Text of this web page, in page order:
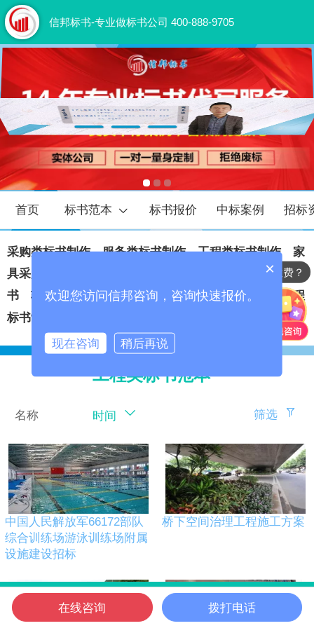
信邦标书-专业做标书公司 400-888-9705
首页 标书范本 标书报价 中标案例 招标
采购类标书‍制作‍服务类标书‍制作‍工程类标书‍制作
家
具采购标书制作
物业保洁服务标
书
软件项目投标书制作 通信工程标书制作‍
电力工程
标书制作
工程类标书范本
名称 时间 筛选
中国人民解放军66172部队
综合训练场游泳训练场附属
设施建设招标
桥下空间治理工程施工方案
信邦首页 电话咨询 微信客服 在线咨询 信邦位置
标书代写怎么收费？
×
欢迎您访问信邦咨询，咨询快速报价。
现在咨询 稍后再说
在线咨询 拨打电话